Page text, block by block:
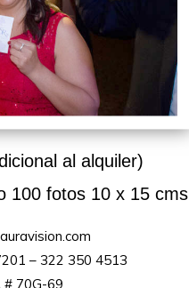
al alquiler)
100 fotos 10 x 15 cms
– 322 350 4513
# 70G-69